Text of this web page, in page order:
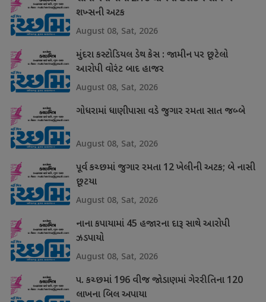
શખ્સની અટક
August 08, Sat, 2026
મુંદરા કસ્ટોડિયલ ડેથ કેસ : જામીન પર છૂટેલો
આરોપી વોરંટ બાદ હાજર
August 08, Sat, 2026
ગોધરામાં ધાણીપાસા વડે જુગાર રમતા સાત જબ્બે
August 08, Sat, 2026
પૂર્વ કચ્છમાં જુગાર રમતા 12 ખેલીની અટક; બે નાસી
છૂટયા
August 08, Sat, 2026
નાના કપાયામાં 45 હજારના દારૂ સાથે આરોપી
ઝડપાયો
August 08, Sat, 2026
પ. કચ્છમાં 196 વીજ જોડાણમાં ગેરરીતિના 120
લાખના બિલ અપાયા